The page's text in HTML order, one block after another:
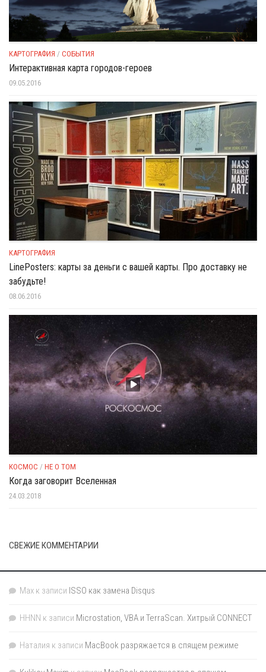
КАРТОГРАФИЯ / СОБЫТИЯ
Интерактивная карта городов-героев
09.05.2016
КАРТОГРАФИЯ
LinePosters: карты за деньги с вашей карты. Про доставку не
забудьте!
08.06.2016
КОСМОС / НЕ О ТОМ
Когда заговорит Вселенная
24.03.2018
СВЕЖИЕ КОММЕНТАРИИ
Max к записи ISSO как замена Disqus
HHNN к записи Microstation, VBA и TerraScan. Хитрый CONNECT
Наталия к записи MacBook разряжается в спящем режиме